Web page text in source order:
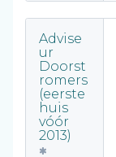
Advise
ur
Doorst
romers
(eerste
huis
vóór
2013)